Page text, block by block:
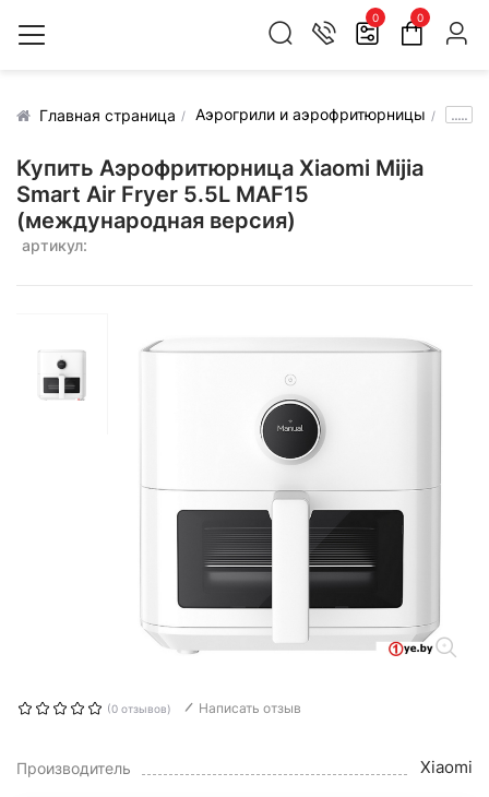
0 0
Главная страница Аэрогрили и аэрофритюрницы .....
Купить Аэрофритюрница Xiaomi Mijia
Smart Air Fryer 5.5L MAF15
(международная версия)
артикул:
(0 отзывов) Написать отзыв
Производитель Xiaomi